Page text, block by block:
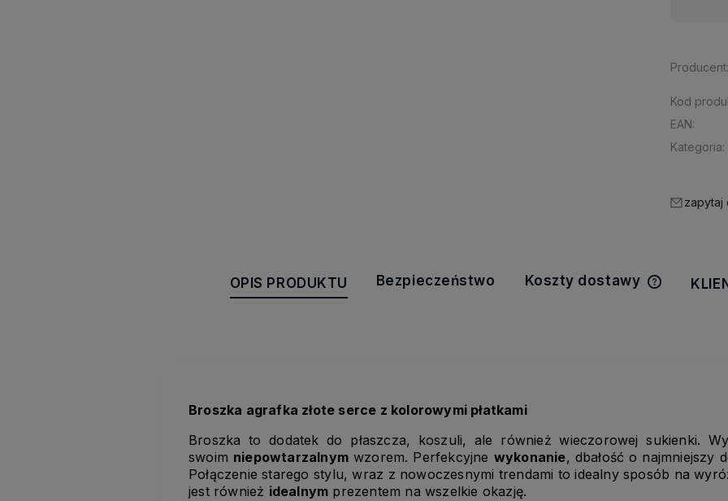
Producent:
Kod
EAN:
Kategoria:
zapytaj
OPIS PRODUKTU Bezpieczeństwo Koszty dostawy
Broszka agrafka złote serce z kolorowymi płatkami
Broszka to dodatek do płaszcza, koszuli, ale również wieczorowej sukienki.
swoim niepowtarzalnym wzorem. Perfekcyjne wykonanie, dbałość o najmniejszy
Połączenie starego stylu, wraz z nowoczesnymi trendami to idealny sposób na
jest również idealnym prezentem na wszelkie okazję.